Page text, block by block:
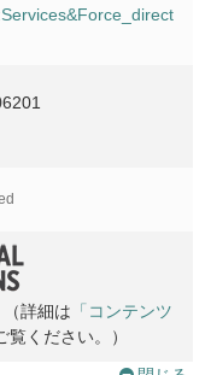
（詳細は 「コンテンツ
覧ください。）